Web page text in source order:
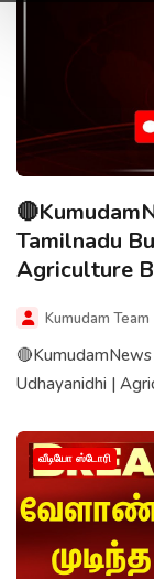
Tamilnadu
Agriculture
Kumudam Team
Udhayanidhi |
வீடியோ ஸ்டோரி